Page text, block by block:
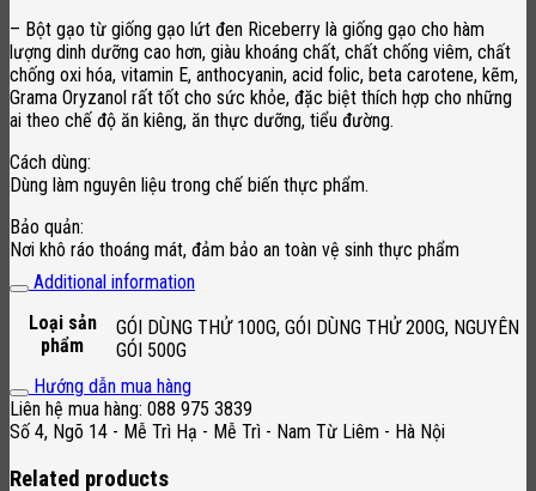
– Bột gạo từ giống gạo lứt đen Riceberry là giống gạo cho hàm
lượng dinh dưỡng cao hơn, giàu khoáng chất, chất chống viêm, chất
chống oxi hóa, vitamin E, anthocyanin, acid folic, beta carotene, kẽm,
Grama Oryzanol rất tốt cho sức khỏe, đặc biệt thích hợp cho những
ai theo chế độ ăn kiêng, ăn thực dưỡng, tiểu đường.
Cách dùng:
Dùng làm nguyên liệu trong chế biến thực phẩm.
Bảo quản:
Nơi khô ráo thoáng mát, đảm bảo an toàn vệ sinh thực phẩm
Additional information
Loại sản
phẩm
GÓI DÙNG THỬ 100G, GÓI DÙNG THỬ 200G, NGUYÊN
GÓI 500G
Hướng dẫn mua hàng
Liên hệ mua hàng: 088 975 3839
Số 4, Ngõ 14 - Mễ Trì Hạ - Mễ Trì - Nam Từ Liêm - Hà Nội
Related products